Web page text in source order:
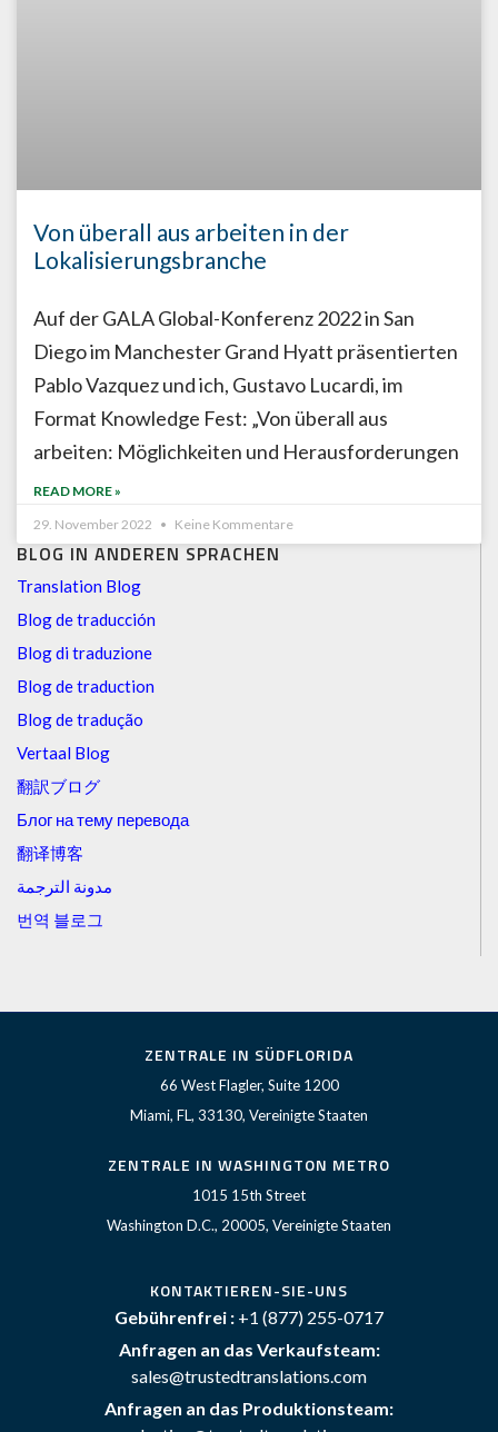
BLOG IN ANDEREN SPRACHEN
Translation Blog
Blog de traducción
Blog di traduzione
Blog de traduction
Blog de tradução
Vertaal Blog
翻訳ブログ
Блог на тему перевода
翻译博客
مدونة الترجمة
번역 블로그
Von überall aus arbeiten in der
Lokalisierungsbranche
Auf der GALA Global-Konferenz 2022 in San
Diego im Manchester Grand Hyatt präsentierten
Pablo Vazquez und ich, Gustavo Lucardi, im
Format Knowledge Fest: „Von überall aus
arbeiten: Möglichkeiten und Herausforderungen
READ MORE »
29. November 2022
Keine Kommentare
ZENTRALE IN SÜDFLORIDA
66 West Flagler, Suite 1200
Miami, FL, 33130, Vereinigte Staaten
ZENTRALE IN WASHINGTON METRO
1015 15th Street
Washington D.C., 20005, Vereinigte Staaten
KONTAKTIEREN-SIE-UNS
Gebührenfrei : +1 (877) 255-0717
Anfragen an das Verkaufsteam:
sales@trustedtranslations.com
Anfragen an das Produktionsteam: